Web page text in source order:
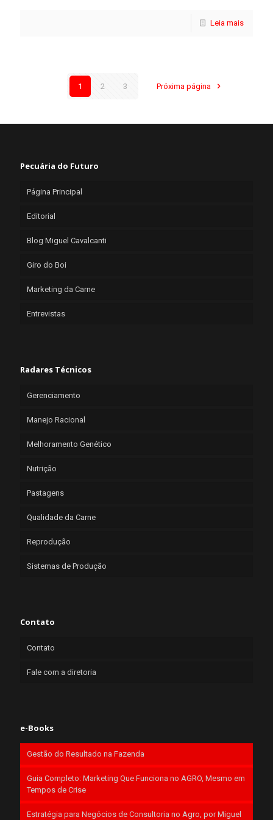
Leia mais
1 2 3 Próxima página
Pecuária do Futuro
Página Principal
Editorial
Blog Miguel Cavalcanti
Giro do Boi
Marketing da Carne
Entrevistas
Radares Técnicos
Gerenciamento
Manejo Racional
Melhoramento Genético
Nutrição
Pastagens
Qualidade da Carne
Reprodução
Sistemas de Produção
Contato
Contato
Fale com a diretoria
e-Books
Gestão do Resultado na Fazenda
Guia Completo: Marketing Que Funciona no AGRO, Mesmo em
Tempos de Crise
Estratégia para Negócios de Consultoria no Agro, por Miguel